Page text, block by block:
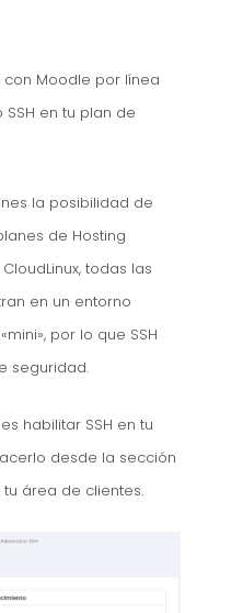
Moodle por línea
en tu plan de
la posibilidad de
de Hosting
todas las
en un entorno
por lo que SSH
seguridad.
habilitar SSH en tu
desde la sección
tu área de clientes.